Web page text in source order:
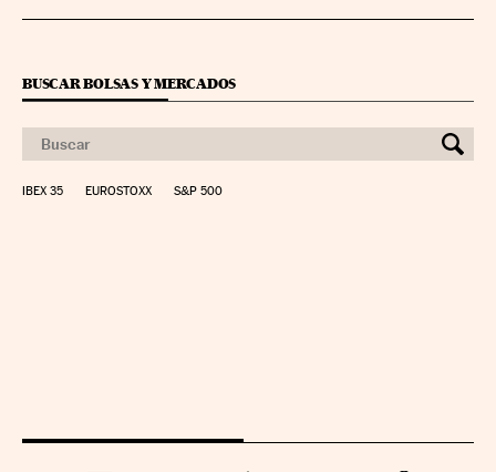
BUSCAR BOLSAS Y MERCADOS
IBEX 35 EUROSTOXX S&P 500